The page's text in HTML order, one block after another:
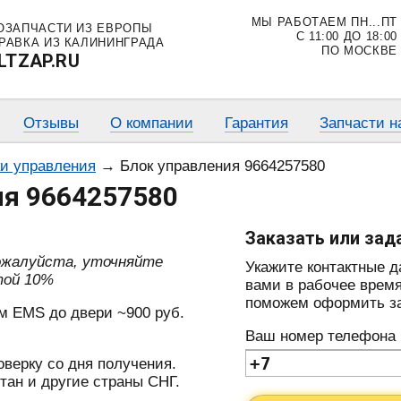
ИЗ ЕВРОПЫ
ИЗ КАЛИНИНГРАДА
МЫ РАБОТАЕМ ПН...ПТ
С 11:00 ДО 18:00
ПО МОСКВЕ
Отзывы О компании Гарантия Запчасти
управления → Блок управления 9664257580
9664257580
уточняйте
10%
EMS до двери ~900 руб.
со дня получения.
и другие страны СНГ.
Заказать или
Укажите
вами в рабочее
поможем оформить
Ваш номер телефона